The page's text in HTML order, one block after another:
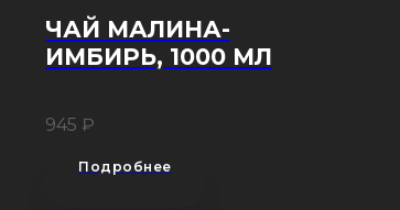
ЧАЙ МАЛИНА-
ИМБИРЬ, 1000 МЛ
945 ₽
Подробнее